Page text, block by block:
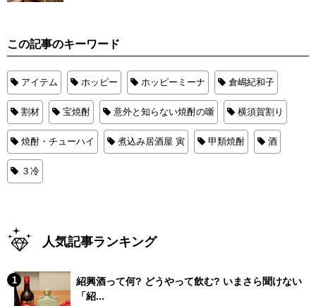
この記事のキーワード
アイテム ホッピー ホッピーミーナ 倉嶋紀和子
割材 宝焼酎 意外と知らない焼酎の噺 横須賀割り
焼酎・チューハイ 煮込み居酒屋 寅 甲類焼酎 酒
３冷
人気記事ランキング
紹興酒って何? どうやって飲む? いまさら聞けない
「紹...